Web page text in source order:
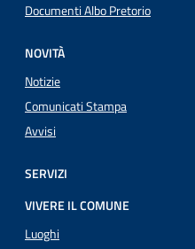
Documenti Albo Pretorio
NOVITÀ
Notizie
Comunicati Stampa
Avvisi
SERVIZI
VIVERE IL COMUNE
Luoghi